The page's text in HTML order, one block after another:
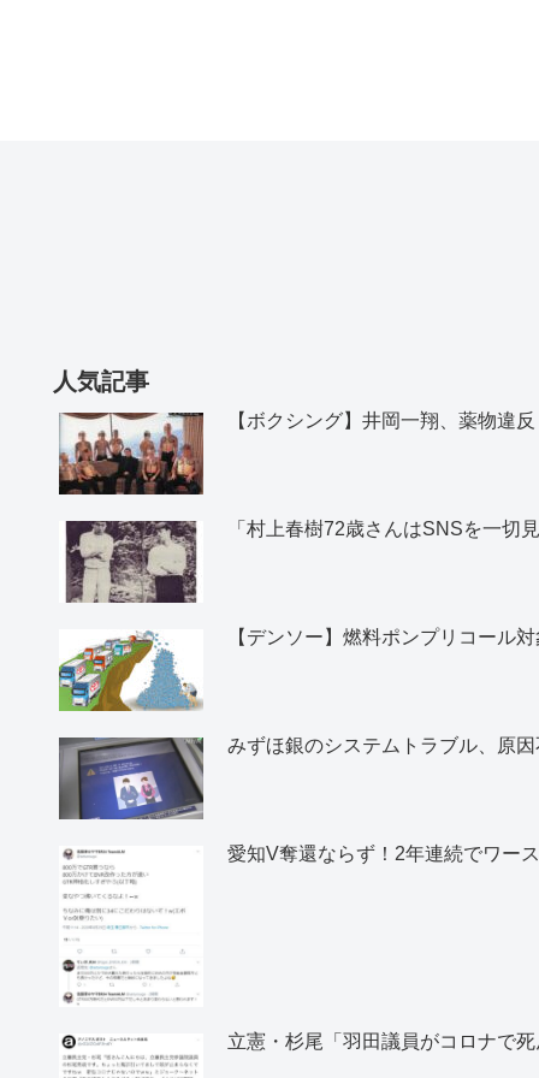
人気記事
【ボクシング】井岡一翔、薬物違
「村上春樹72歳さんはSNSを一切
【デンソー】燃料ポンプリコール
みずほ銀のシステムトラブル、原
愛知V奪還ならず！2年連続でワー
立憲・杉尾「羽田議員がコロナで